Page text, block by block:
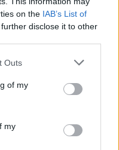
on the IAB’s List of
disclose it to other
Outs
of my
my
Ρουβίκωνα: «Φτάνει η
οργάνωση»